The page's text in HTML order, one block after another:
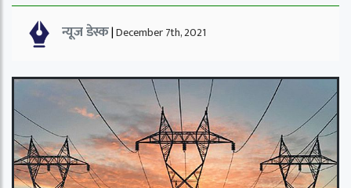
न्यूज डेस्क|December 7th, 2021